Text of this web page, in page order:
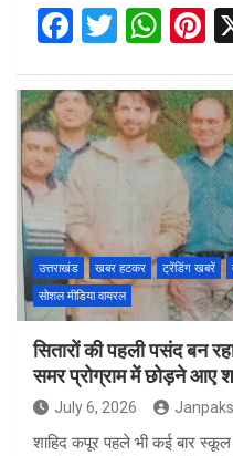
F
ce
b
o
o
k
T
tt
er
W
at
s
A
p
p
t
उत्तराखंड खबर हटकर ट्रेंडिंग खबरें
सोशल मीडिया वायरल
सितारों की पहली पसंद बन
समर प्रोग्राम में छोड़ने आए
July 6, 2026
शाहिद कपूर पहले भी कई बार